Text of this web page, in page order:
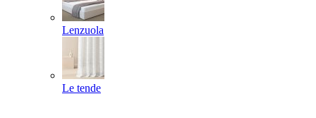
Lenzuola
Le tende